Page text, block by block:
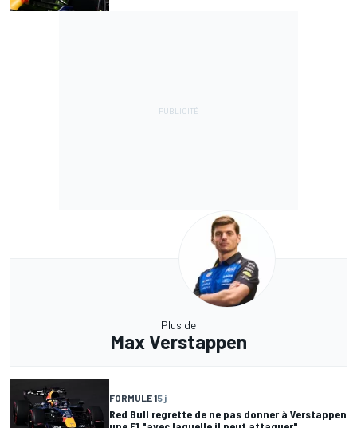
Plus de
Max Verstappen
FORMULE 15 j
Red Bull regrette de ne pas donner à Verstappen